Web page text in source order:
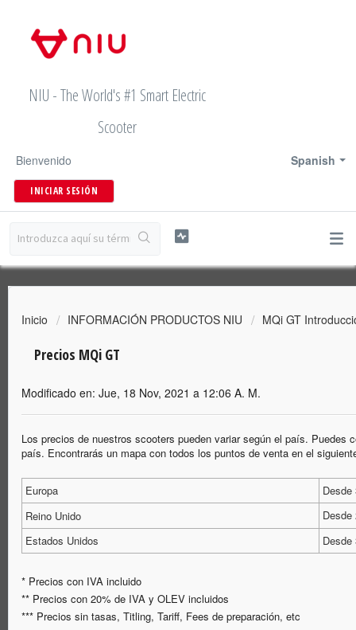
NIU - The World's #1 Smart Electric
Scooter
Spanish
Bienvenido
INICIAR SESIÓN
Inicio INFORMACIÓN PRODUCTOS NIU MQi GT
Precios MQi GT
Modificado en: Jue, 18 Nov, 2021 a 12:06 A. M.
Los precios de nuestros scooters pueden variar según el país.
país. Encontrarás un mapa con todos los puntos de venta en el
Europa
Desde
Reino Unido
Desde
Estados Unidos
Desde
* Precios con IVA incluido
** Precios con 20% de IVA y OLEV incluidos
*** Precios sin tasas, Titling, Tariff, Fees de preparación, etc